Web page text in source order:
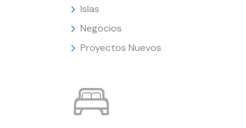
Islas
Negocios
Proyectos Nuevos